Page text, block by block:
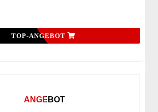
TOP-ANGEBOT
ANGEBOT